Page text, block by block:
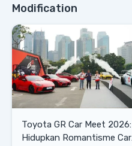
Modification
Toyota GR Car Meet 2026:
Hidupkan Romantisme Car